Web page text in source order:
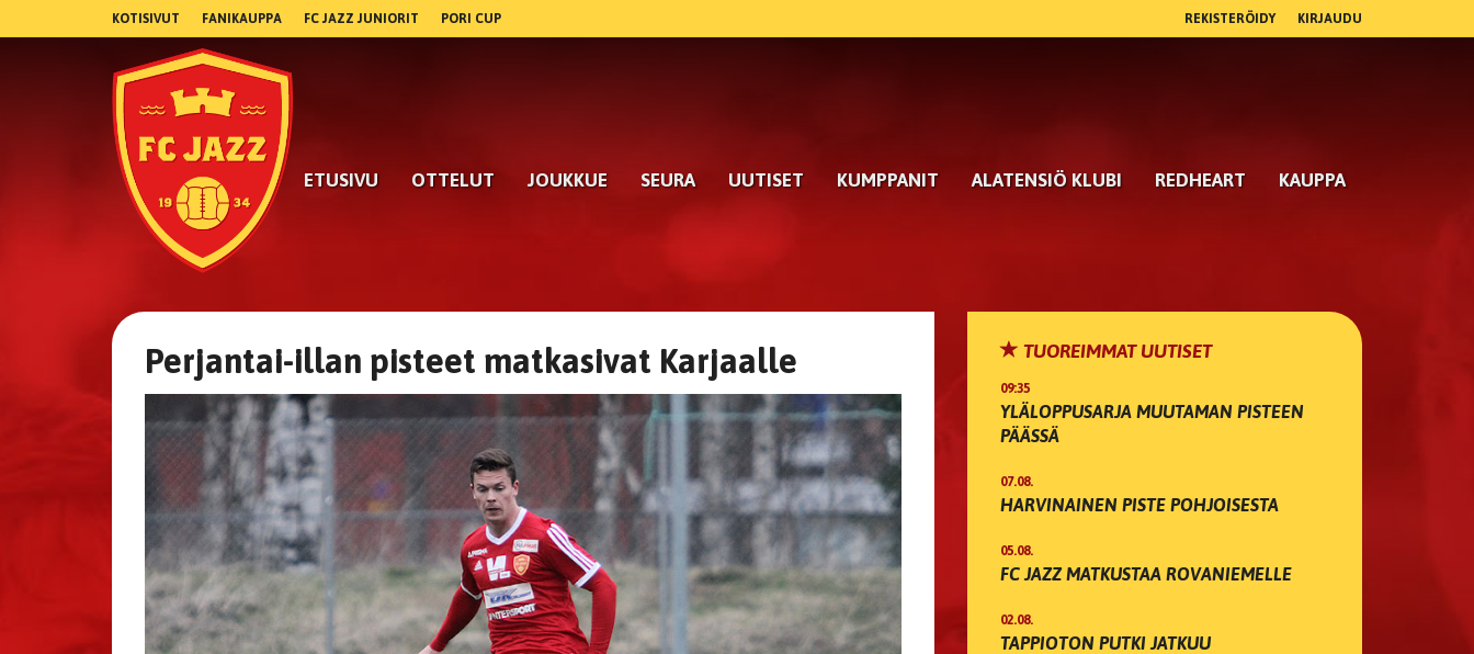
KOTISIVUT FANIKAUPPA FC JAZZ JUNIORIT PORI CUP REKISTERÖIDY KIRJAUDU
ETUSIVU OTTELUT JOUKKUE SEURA UUTISET KUMPPANIT ALATENSIÖ KLUBI REDHEART KAUPPA
Perjantai-illan pisteet matkasivat Karjaalle TUOREIMMAT UUTISET
09:35
YLÄLOPPUSARJA MUUTAMAN PISTEEN
PÄÄSSÄ
07.08.
HARVINAINEN PISTE POHJOISESTA
05.08.
FC JAZZ MATKUSTAA ROVANIEMELLE
02.08.
TAPPIOTON PUTKI JATKUU